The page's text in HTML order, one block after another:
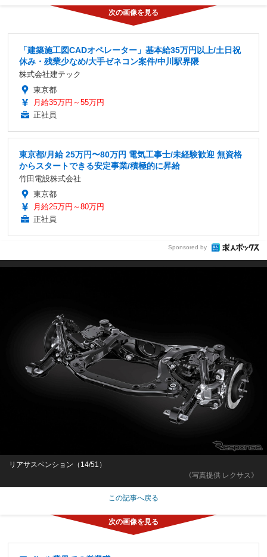
「建築施工図CADオペレーター」基本給35万円以上/土日祝
休み・残業少なめ/大手ゼネコン案件/中川駅界隈
株式会社建テック
東京都
月給35万円～55万円
正社員
東京都/月給 25万円〜80万円 電気工事士/未経験歓迎 無資格
からスタートできる安定事業/積極的に昇給
竹田電設株式会社
東京都
月給25万円～80万円
正社員
Sponsored by
《写真提供 レクサス》
リアサスペンション（14/51）
この記事へ戻る